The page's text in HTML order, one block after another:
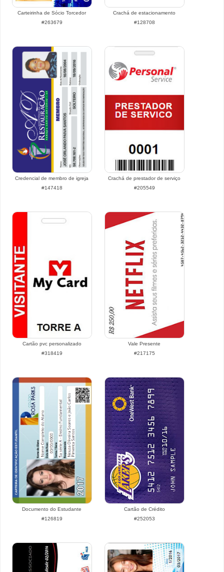
Carteirinha de Sócio Torcedor
#263679
Crachá de estacionamento
#128708
Credencial de membro de igreja
#147418
Crachá de prestador de serviço
#205549
Cartão pvc personalizado
#318419
Vale Presente
#217175
Documento do Estudante
#126819
Cartão de Crédito
#252053